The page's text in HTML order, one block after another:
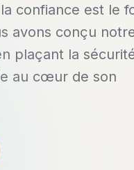
confiance est le
avons conçu
plaçant la
au cœur de son